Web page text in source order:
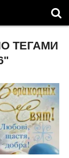
ТЕГАМИ